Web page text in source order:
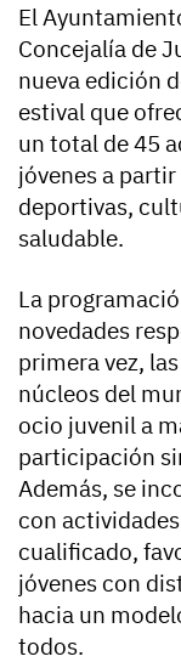
El
Concejalía de
nueva edición
estival que
un total de 45
jóvenes a
deportivas,
saludable.
La
novedades
primera vez,
núcleos del
ocio juvenil a
participación
Además, se
con
cualificado,
jóvenes con
hacia un
todos.